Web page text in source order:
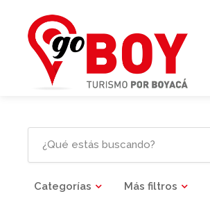
Categorías Más filtros